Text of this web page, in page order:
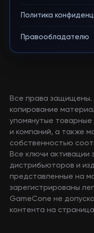
Политика
Правообладателю
Все права защищены.
копирование
упомянутые товарные
и компаний, а также
собственностью
Все ключи активации
дистрибьюторов и
представленные на
зарегистрированы
GameCone не
контента на